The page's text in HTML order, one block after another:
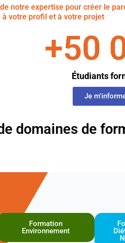
notre expertise pour créer le
votre profil et à votre projet
Étudiants
+50
Je
domaines de
Formation
Environnement